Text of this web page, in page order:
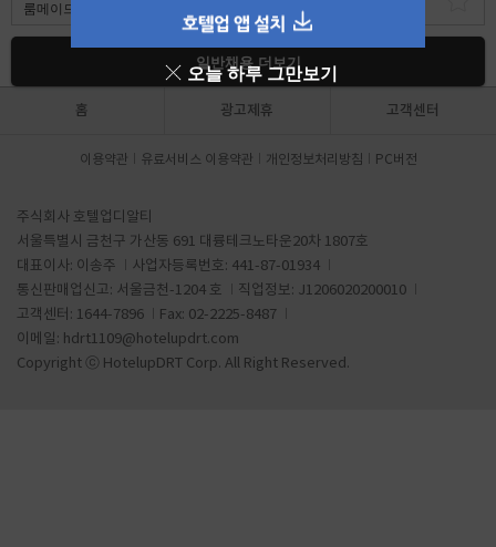
룸메이드
일반채용 더보기
오늘 하루 그만보기
홈 광고제휴 고객센터
이용약관 유료서비스 이용약관 개인정보처리방침 PC버전
주식회사 호텔업디알티
서울특별시 금천구 가산동 691 대륭테크노타운20차 1807호
대표이사: 이송주
사업자등록번호: 441-87-01934
통신판매업신고: 서울금천-1204 호
직업정보: J1206020200010
고객센터: 1644-7896
Fax: 02-2225-8487
이메일: hdrt1109@hotelupdrt.com
Copyright ⓒ HotelupDRT Corp. All Right Reserved.